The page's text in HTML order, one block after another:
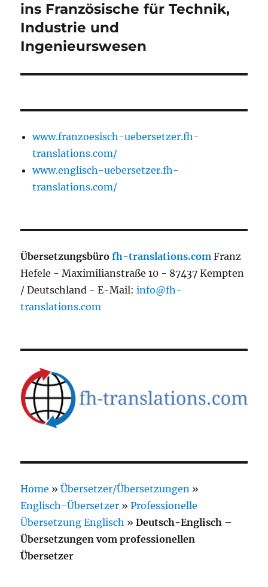
Beitrag:
ins Französische für Technik,
Industrie und
Ingenieurswesen
www.franzoesisch-uebersetzer.fh-
translations.com/
www.englisch-uebersetzer.fh-
translations.com/
Übersetzungsbürofh-translations.com Franz
Hefele - Maximilianstraße 10 - 87437 Kempten
/ Deutschland - E-Mail:info@fh-
translations.com
Home »Übersetzer/Übersetzungen »
Englisch-Übersetzer »Professionelle
Übersetzung Englisch »Deutsch-Englisch –
Übersetzungen vom professionellen
Übersetzer